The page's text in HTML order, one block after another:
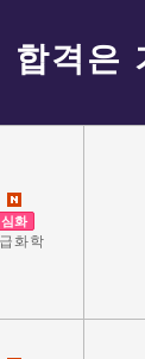
격은
심화
화학